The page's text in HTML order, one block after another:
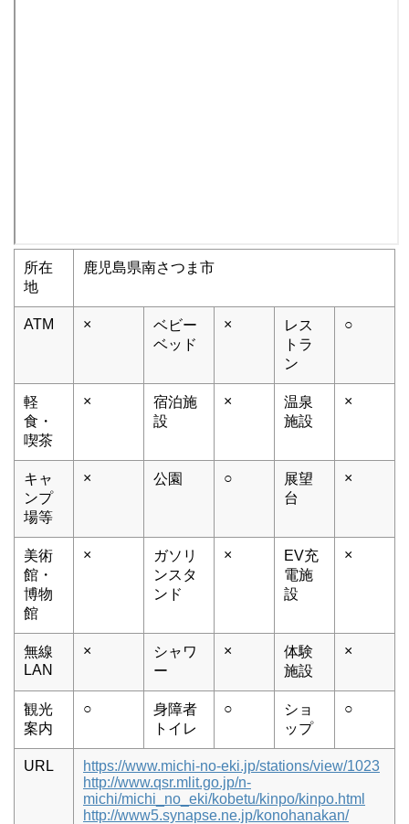
所在
地
鹿児島県南さつま市
ATM ×
ベビー
ベッド
×
レス
トラ
ン
○
軽
食・
喫茶
×
宿泊施
設
×
温泉
施設
×
キャ
ンプ
場等
× 公園 ○
展望
台
×
美術
館・
博物
館
×
ガソリ
ンスタ
ンド
×
EV充
電施
設
×
無線
LAN
×
シャワ
ー
×
体験
施設
×
観光
案内
○
身障者
トイレ
○
ショ
ップ
○
URL
https://www.michi-no-eki.jp/stations/view/1023
http://www.qsr.mlit.go.jp/n-
michi/michi_no_eki/kobetu/kinpo/kinpo.html
http://www5.synapse.ne.jp/konohanakan/